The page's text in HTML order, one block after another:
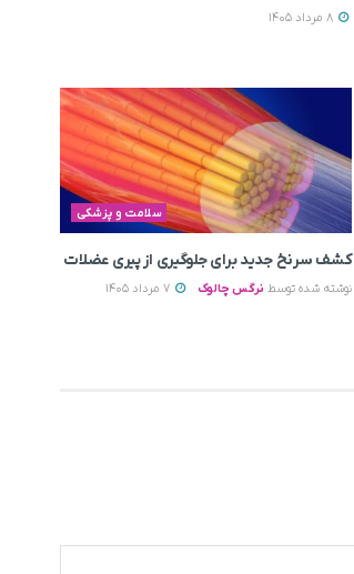
سلامت و پزشکی
کشف سرنخ جدید برای جلوگیری از پیری عضلات
نوشته شده توسط نرگس چالوک